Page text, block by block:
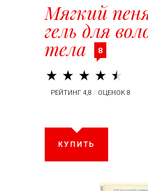
Мягкий
гель для
тела 8
РЕЙТИНГ 4,8 / ОЦЕНОК 8
КУПИТЬ